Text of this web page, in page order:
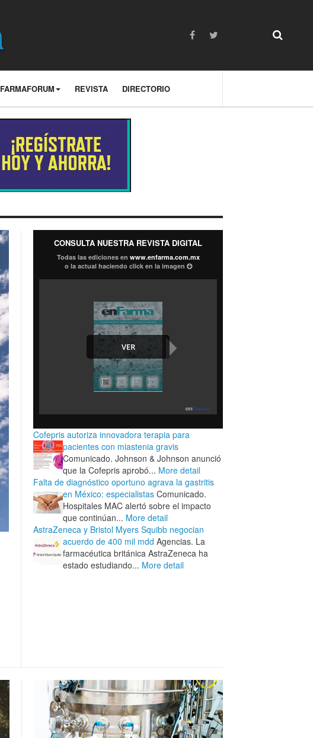
FARMAFORUM REVISTA DIRECTORIO
CONSULTA NUESTRA REVISTA DIGITAL
Todas las ediciones en www.enfarma.com.mx
o la actual haciendo click en la imagen
Cofepris autoriza innovadora terapia para
pacientes con miastenia gravis
Comunicado. Johnson & Johnson anunció
que la Cofepris aprobó... More detail
Falta de diagnóstico oportuno agrava la gastritis
en México: especialistas Comunicado.
Hospitales MAC alertó sobre el impacto
que continúan... More detail
AstraZeneca y Bristol Myers Squibb negocian
acuerdo de 400 mil mdd Agencias. La
farmacéutica británica AstraZeneca ha
estado estudiando... More detail